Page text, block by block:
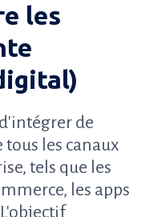
les
de
les canaux
tels que les
les apps